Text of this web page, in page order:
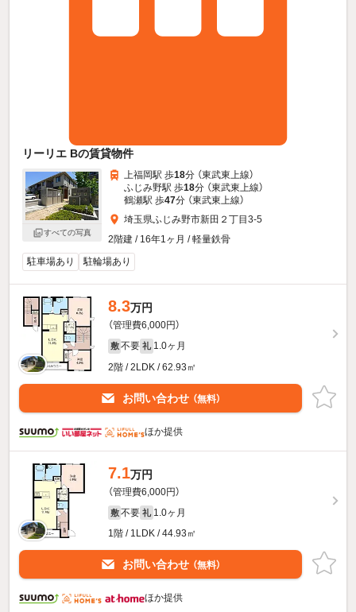
リーリエ Bの賃貸物件
すべての写真
上福岡駅 歩18分 （東武東上線）
ふじみ野駅 歩18分 （東武東上線）
鶴瀬駅 歩47分 （東武東上線）
埼玉県ふじみ野市新田２丁目3-5
2階建 / 16年1ヶ月 / 軽量鉄骨
駐車場あり
駐輪場あり
8.3万円
（管理費6,000円）
敷 不要 礼 1.0ヶ月
2階 / 2LDK / 62.93㎡
お問い合わせ （無料）
ほか提供
7.1万円
（管理費6,000円）
敷 不要 礼 1.0ヶ月
1階 / 1LDK / 44.93㎡
お問い合わせ （無料）
ほか提供